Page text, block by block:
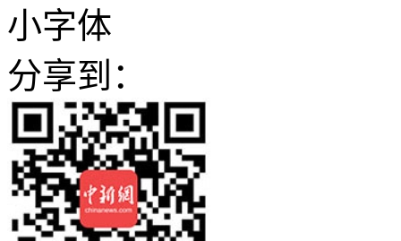
小字体
分享到：